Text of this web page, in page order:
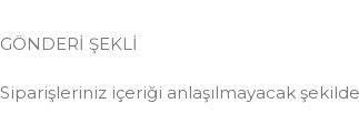
GÖNDERİ ŞEKLİ
Siparişleriniz içeriği anlaşılmayacak